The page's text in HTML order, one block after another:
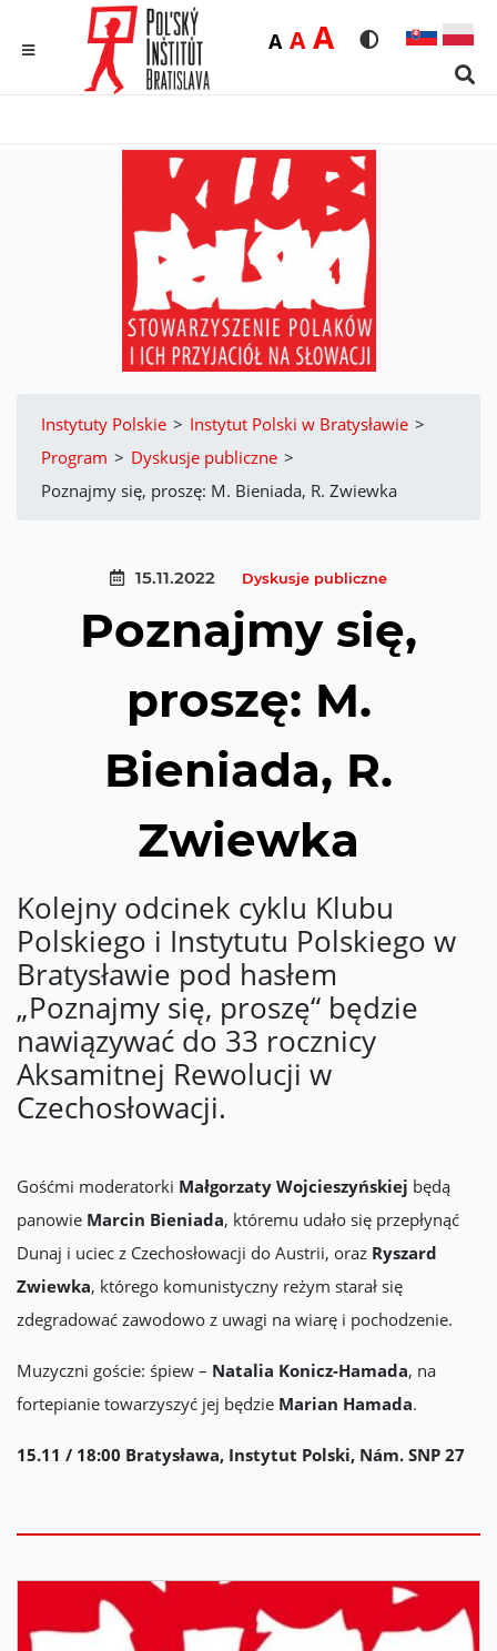
Rozmiar
ADomyślna
AŚrednia
ADużaWersja
Instytuty Polskie > Instytut Polski w Bratysławie >
Program > Dyskusje publiczne >
Poznajmy się, proszę: M. Bieniada, R. Zwiewka
15.11.2022 Dyskusje publiczne
Poznajmy się,
proszę: M.
Bieniada, R.
Zwiewka
Kolejny odcinek cyklu Klubu
Polskiego i Instytutu Polskiego w
Bratysławie pod hasłem
„Poznajmy się, proszę“ będzie
nawiązywać do 33 rocznicy
Aksamitnej Rewolucji w
Czechosłowacji.
Gośćmi moderatorki Małgorzaty Wojcieszyńskiej będą
panowie Marcin Bieniada, któremu udało się przepłynąć
Dunaj i uciec z Czechosłowacji do Austrii, oraz Ryszard
Zwiewka, którego komunistyczny reżym starał się
zdegradować zawodowo z uwagi na wiarę i pochodzenie.
Muzyczni goście: śpiew – Natalia Konicz-Hamada, na
fortepianie towarzyszyć jej będzie Marian Hamada.
15.11 / 18:00 Bratysława, Instytut Polski, Nám. SNP 27